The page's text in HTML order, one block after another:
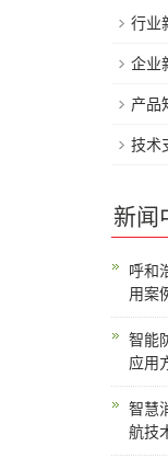
行业
企业
产品
技术
新闻
呼和
用案
智能
应用
智慧
航技